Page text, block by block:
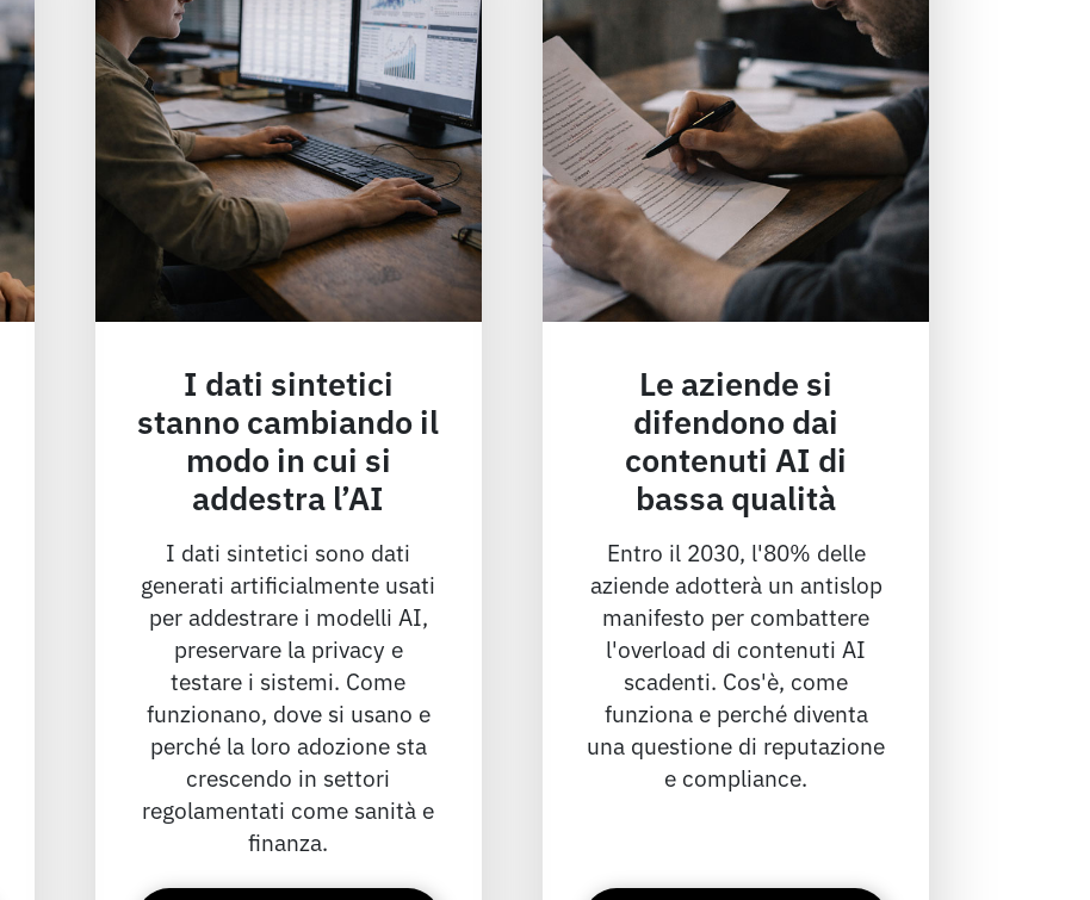
I dati sintetici
stanno cambiando il
modo in cui si
addestra l’AI
I dati sintetici sono dati
generati artificialmente usati
per addestrare i modelli AI,
preservare la privacy e
testare i sistemi. Come
funzionano, dove si usano e
perché la loro adozione sta
crescendo in settori
regolamentati come sanità e
finanza.
Le aziende si
difendono dai
contenuti AI di
bassa qualità
Entro il 2030, l'80% delle
aziende adotterà un antislop
manifesto per combattere
l'overload di contenuti AI
scadenti. Cos'è, come
funziona e perché diventa
una questione di reputazione
e compliance.